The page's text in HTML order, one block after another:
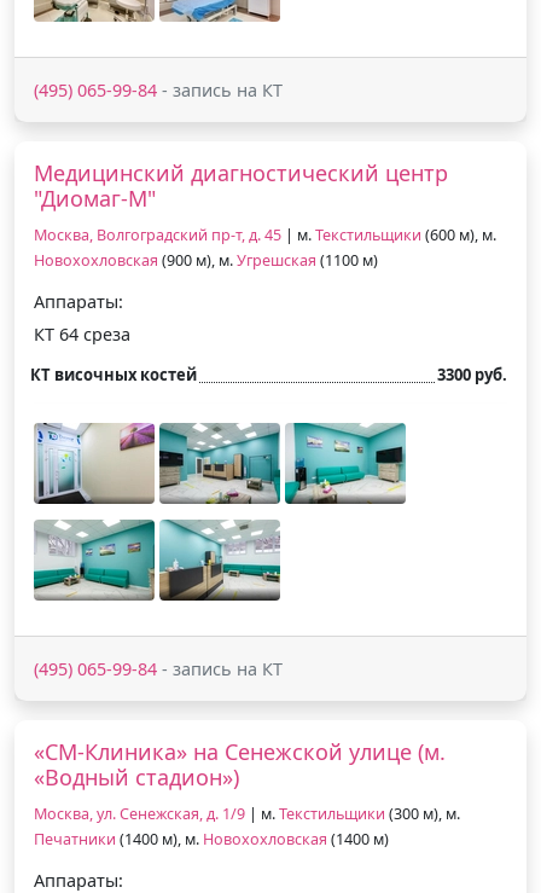
(495) 065-99-84 - запись на КТ
Медицинский диагностический центр
"Диомаг-М"
Москва, Волгоградский пр-т, д. 45 | м.Текстильщики (600 м), м.
Новохохловская (900 м), м.Угрешская (1100 м)
Аппараты:
КТ 64 среза
КТ височных костей 3300 руб.
(495) 065-99-84 - запись на КТ
«СМ-Клиника» на Сенежской улице (м.
«Водный стадион»)
Москва, ул. Сенежская, д. 1/9 | м.Текстильщики (300 м), м.
Печатники (1400 м), м. Новохохловская (1400 м)
Аппараты: